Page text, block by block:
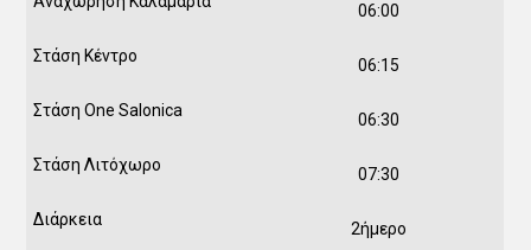
06:00
06:15
06:30
07:30
2ήμερο